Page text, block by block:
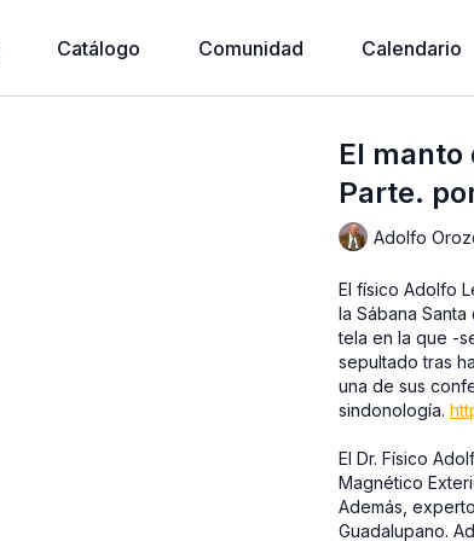
Catálogo Comunidad Calendario
El manto
Parte.
Adolfo
El físico Adolfo León
la Sábana
tela en la que -
sepultado tras
una de sus conferencias de ciencia y fe, impartida para el centro mexicano de
sindonología.
El Dr. Físico
Magnético
Además,
Guadalupano.